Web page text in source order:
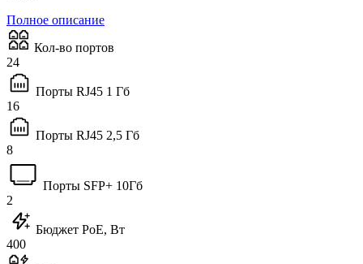
Полное описание
Кол-во портов
24
Порты RJ45 1 Гб
16
Порты RJ45 2,5 Гб
8
Порты SFP+ 10Гб
2
Бюджет PoE, Вт
400